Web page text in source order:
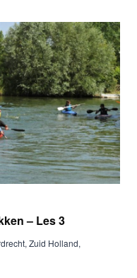
– Les 3
Zuid Holland,